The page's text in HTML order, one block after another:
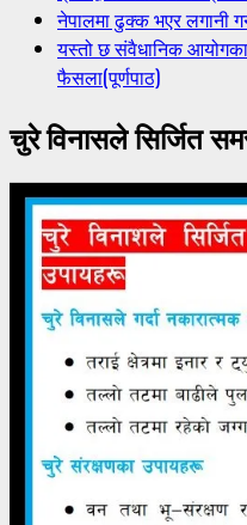
नेपालमा ढुक्क भएर लगानी
यस्तो छ संवैधानिक आयोगका
फैसला(पूर्णपाठ)
चुरे विनासले सिर्जित